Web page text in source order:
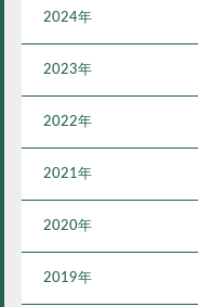
2024年
2023年
2022年
2021年
2020年
2019年